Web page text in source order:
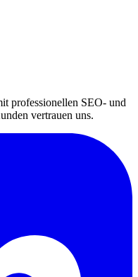
professionellen SEO- und
vertrauen uns.